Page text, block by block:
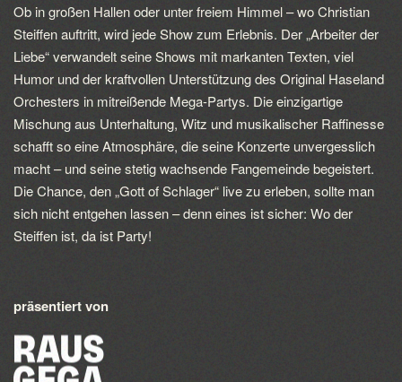
Ob in großen Hallen oder unter freiem Himmel – wo Christian
Steiffen auftritt, wird jede Show zum Erlebnis. Der „Arbeiter der
Liebe“ verwandelt seine Shows mit markanten Texten, viel
Humor und der kraftvollen Unterstützung des Original Haseland
Orchesters in mitreißende Mega-Partys. Die einzigartige
Mischung aus Unterhaltung, Witz und musikalischer Raffinesse
schafft so eine Atmosphäre, die seine Konzerte unvergesslich
macht – und seine stetig wachsende Fangemeinde begeistert.
Die Chance, den „Gott of Schlager“ live zu erleben, sollte man
sich nicht entgehen lassen – denn eines ist sicher: Wo der
Steiffen ist, da ist Party!
präsentiert von